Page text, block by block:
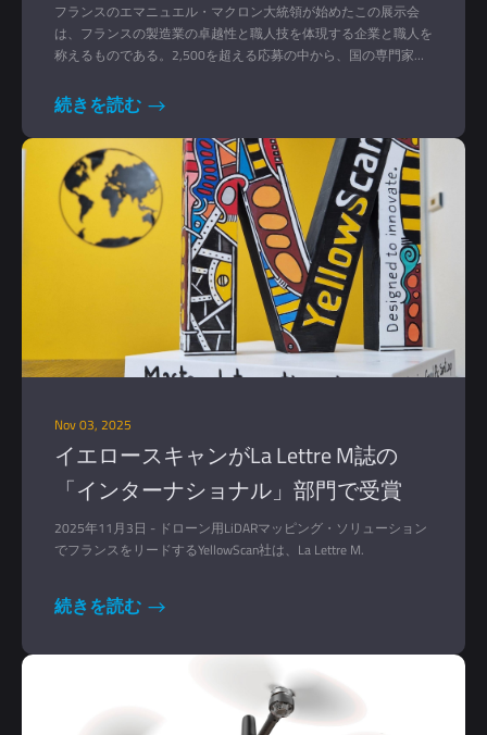
フランスのエマニュエル・マクロン大統領が始めたこの展示会
は、フランスの製造業の卓越性と職人技を体現する企業と職人を
称えるものである。2,500を超える応募の中から、国の専門家パ
ーターは、2025年11月15日と16日に「海事産業の戦略的セクタ
ー」部門で展示された。9,000人近い来場者がこの展示会を見学
した。
続きを読む
Nov 03, 2025
イエロースキャンがLa Lettre M誌の
「インターナショナル」部門で受賞
2025年11月3日 - ドローン用LiDARマッピング・ソリューション
でフランスをリードするYellowScan社は、La Lettre M.
続きを読む